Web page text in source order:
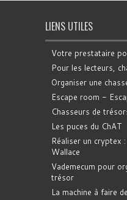
LIENS UTILES
Votre prestataire
Pour les lecteurs,
Organiser une
Escape room -
Chasseurs de
Les puces du ChAT
Réaliser un cryptex
Wallace
Vademecum pour
trésor
La machine à faire